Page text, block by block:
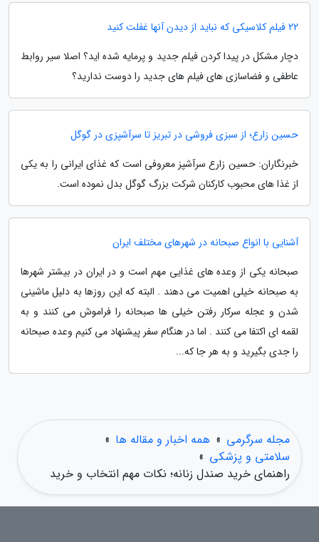
22 فیلم کلاسیکی که نباید از دیدن آنها غفلت کنید
دچار مشکل در پیدا کردن فیلم جدید و پرمایه شده اید؟ اصلا سیر روابط
عاطفی و فضاسازی های فیلم های جدید را دوست ندارید؟
حسین زارع؛ از سبزی فروشی در تبریز تا سرآشپزی در گوگل
خبرنگاران: حسین زارع سرآشپز معروفی است که غذای ایرانی را به یکی
از غذا های محبوب کارکنان شرکت بزرگ گوگل بدل نموده است.
آشنایی با انواع صبحانه در شهرهای مختلف ایران
صبحانه یکی از وعده های غذایی مهم است و در ایران در بیشتر شهرها
به صبحانه خیلی اهمیت می دهند . البته که این روزها به دلیل ماشینی
شدن و عجله سرکار رفتن خیلی ها صبحانه را فراموش می کنند و به
لقمه ای اکتفا می کنند . اما در هنگام سفر پیشنهاد می کنیم وعده صبحانه
را جدی بگیرید و به هر جا که...
مجله سرگرمی » همه اخبار و مقاله ها »
سلامتی و پزشکی »
راهنمای خرید صندل زنانه؛ نکات مهم انتخاب و خرید